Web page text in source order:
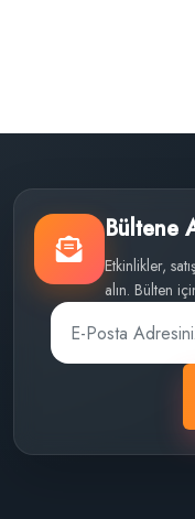
Bültene
Etkinlikler,
alın. Bülten